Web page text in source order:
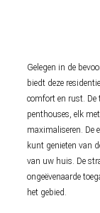
Gelegen in de
biedt deze
comfort en rust. De
penthouses, elk
maximaliseren. De
kunt genieten van
van uw huis. De
ongeëvenaarde
het gebied.